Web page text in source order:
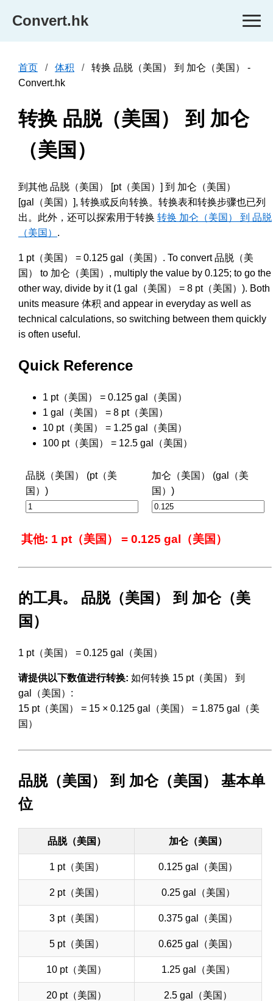
Convert.hk
首页 体积
转换 品脱（美国） 到 加仑（美国） -
Convert.hk
转换 品脱（美国） 到 加仑
（美国）
到其他 品脱（美国） [pt（美国）] 到 加仑（美国）
[gal（美国）], 转换或反向转换。转换表和转换步骤也已列
出。此外，还可以探索用于转换 转换 加仑（美国） 到 品脱
（美国） .
1 pt（美国） = 0.125 gal（美国）. To convert 品脱（美
国） to 加仑（美国）, multiply the value by 0.125; to go the
other way, divide by it (1 gal（美国） = 8 pt（美国）). Both
units measure 体积 and appear in everyday as well as
technical calculations, so switching between them quickly
is often useful.
Quick Reference
1 pt（美国） = 0.125 gal（美国）
1 gal（美国） = 8 pt（美国）
10 pt（美国） = 1.25 gal（美国）
100 pt（美国） = 12.5 gal（美国）
品脱（美国） (pt（美
国）)
加仑（美国） (gal（美
国）)
其他: 1 pt（美国） = 0.125 gal（美国）
的工具。 品脱（美国） 到 加仑（美
国）
1 pt（美国） = 0.125 gal（美国）
请提供以下数值进行转换: 如何转换 15 pt（美国） 到
gal（美国）:
15 pt（美国） = 15 × 0.125 gal（美国） = 1.875 gal（美
国）
品脱（美国） 到 加仑（美国） 基本单
位
品脱（美国） 加仑（美国）
1 pt（美国） 0.125 gal（美国）
2 pt（美国） 0.25 gal（美国）
3 pt（美国） 0.375 gal（美国）
5 pt（美国） 0.625 gal（美国）
10 pt（美国） 1.25 gal（美国）
20 pt（美国） 2.5 gal（美国）